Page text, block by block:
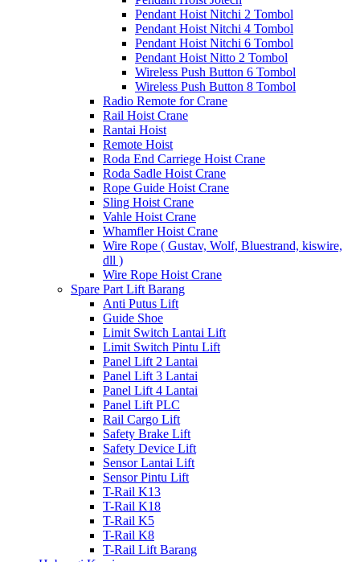
Pendant Hoist Nitchi 2 Tombol
Pendant Hoist Nitchi 4 Tombol
Pendant Hoist Nitchi 6 Tombol
Pendant Hoist Nitto 2 Tombol
Wireless Push Button 6 Tombol
Wireless Push Button 8 Tombol
Radio Remote for Crane
Rail Hoist Crane
Rantai Hoist
Remote Hoist
Roda End Carriege Hoist Crane
Roda Sadle Hoist Crane
Rope Guide Hoist Crane
Sling Hoist Crane
Vahle Hoist Crane
Whamfler Hoist Crane
Wire Rope ( Gustav, Wolf, Bluestrand, kiswire,
dll )
Wire Rope Hoist Crane
Spare Part Lift Barang
Anti Putus Lift
Guide Shoe
Limit Switch Lantai Lift
Limit Switch Pintu Lift
Panel Lift 2 Lantai
Panel Lift 3 Lantai
Panel Lift 4 Lantai
Panel Lift PLC
Rail Cargo Lift
Safety Brake Lift
Safety Device Lift
Sensor Lantai Lift
Sensor Pintu Lift
T-Rail K13
T-Rail K18
T-Rail K5
T-Rail K8
T-Rail Lift Barang